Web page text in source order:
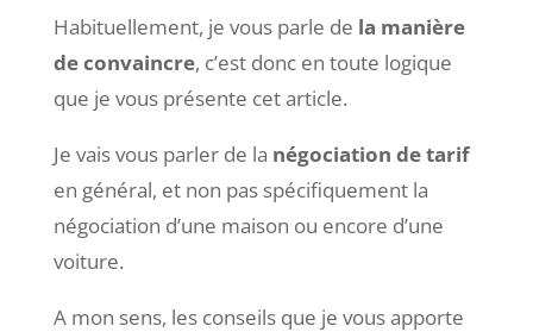
Habituellement, je vous parle de la manière
de convaincre, c’est donc en toute logique
que je vous présente cet article.
Je vais vous parler de la négociation de tarif
en général, et non pas spécifiquement la
négociation d’une maison ou encore d’une
voiture.
A mon sens, les conseils que je vous apporte